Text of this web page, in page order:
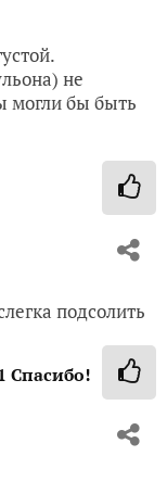
не
могли бы быть
подсолить
Спасибо!